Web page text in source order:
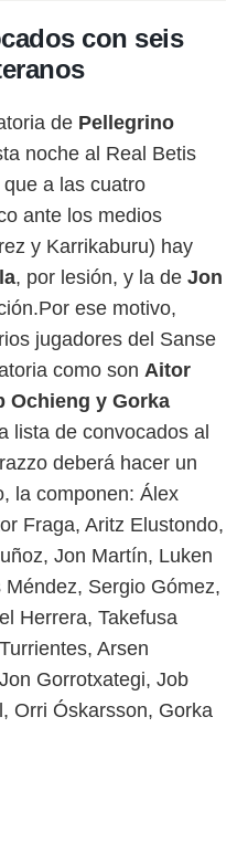
con seis
de Pellegrino
noche al Real Betis
a las cuatro
ante los medios
y Karrikaburu) hay
, por lesión, y la de Jon
ese motivo,
jugadores del Sanse
como son Aitor
Ochieng y Gorka
lista de convocados al
deberá hacer un
la componen: Álex
Fraga, Aritz Elustondo,
Jon Martín, Luken
Sergio Gómez,
Herrera, Takefusa
Arsen
Gorrotxategi, Job
Orri Óskarsson, Gorka